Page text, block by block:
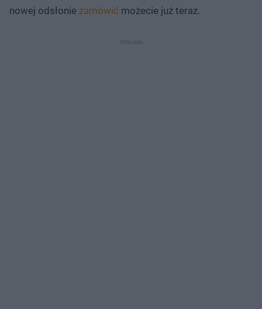
nowej odsłonie zamówić możecie już teraz.